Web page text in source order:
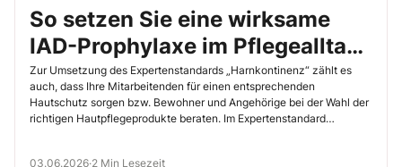
So setzen Sie eine wirksame
IAD-Prophylaxe im Pflegealltag
um
Zur Umsetzung des Expertenstandards „Harnkontinenz“ zählt es
auch, dass Ihre Mitarbeitenden für einen entsprechenden
Hautschutz sorgen bzw. Bewohner und Angehörige bei der Wahl der
richtigen Hautpflegeprodukte beraten. Im Expertenstandard
03.06.2026·2 Min Lesezeit